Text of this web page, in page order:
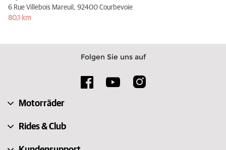
6 Rue Villebois Mareuil, 92400 Courbevoie
80,1 km
Folgen Sie uns auf
Motorräder
Rides & Club